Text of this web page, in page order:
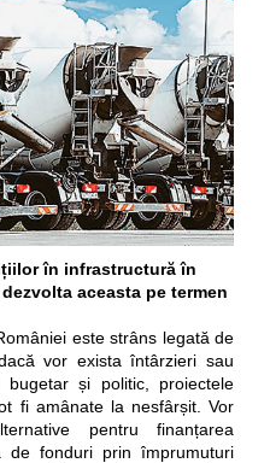
în infrastructură în
aceasta pe termen
este strâns legată de
vor exista întârzieri sau
și politic, proiectele
fi amânate la nesfârșit. Vor
pentru finanțarea
de fonduri prin împrumuturi